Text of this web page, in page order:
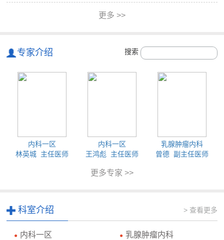
更多 >>
专家介绍 搜索
内科一区
林英城 主任医师
内科一区
王鸿彪 主任医师
乳腺肿瘤内科
曾德 副主任医师
更多专家 >>
科室介绍 > 查看更多
● 内科一区 ● 乳腺肿瘤内科